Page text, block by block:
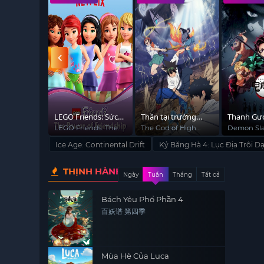
LEGO Friends: Sức
mạnh của tình bạn
(Phần 2)
LEGO Friends: The
Power of Friendship
(Season 2)
Thần tại trường
trung học
The God of High
School
Thanh
Quỷ
Demon
Ice Age: Continental Drift Kỷ Băng Hà 4: Lục Địa Trôi
THỊNH HÀNH Ngày Tuần Tháng Tất cả
Bách Yêu Phổ Phần 4
百妖谱 第四季
Mùa Hè Của Luca